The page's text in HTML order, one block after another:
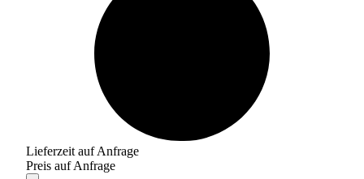
Lieferzeit auf Anfrage
Preis auf Anfrage